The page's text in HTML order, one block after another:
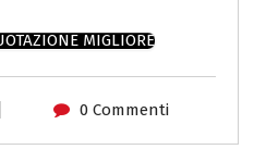
MIGLIORE
0 Commenti